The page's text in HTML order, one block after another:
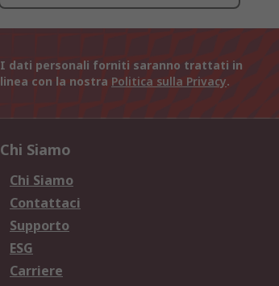
I dati personali forniti saranno trattati in
linea con la nostra Politica sulla Privacy.
Chi Siamo
Chi Siamo
Contattaci
Supporto
ESG
Carriere